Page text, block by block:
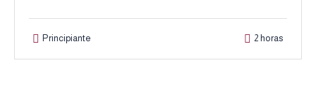
Principiante 2 horas